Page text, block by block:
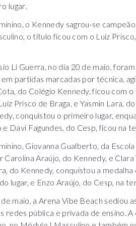
lugar.
o Kennedy sagrou-se
o título ficou com o Luiz
Li Guerra, no dia 20 de maio,
partidas marcadas por técnica,
do Colégio Kennedy, ficou com
Prisco de Braga, e Yasmin Lara,
conquistou o primeiro lugar,
Davi Fagundes, do Cesp, ficou na
Giovanna Gualberto, da
Carolina Araújo, do Kennedy, e
do Kennedy, conquistou a
lugar, e Enzo Araújo, do Cesp, na
maio, a Arena Vibe Beach sediou
redes pública e privada de ensino.